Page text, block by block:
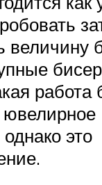
величину
работа
это